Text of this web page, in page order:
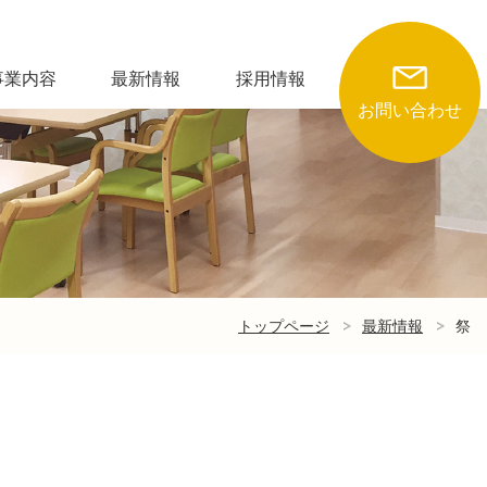
業内容 最新情報
採用情報
お問い合わせ
トップページ 最新情報 祭